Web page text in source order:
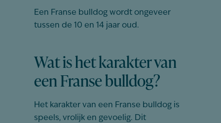
Een Franse bulldog wordt ongeveer
tussen de 10 en 14 jaar oud.
Wat is het karakter van
een Franse bulldog?
Het karakter van een Franse bulldog is
speels, vrolijk en gevoelig. Dit